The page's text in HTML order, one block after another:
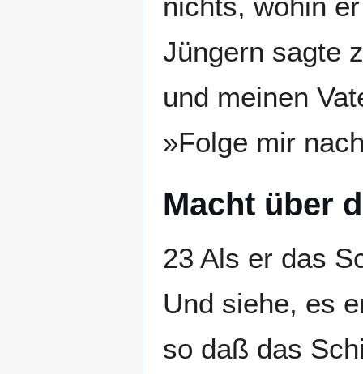
nichts, wohin
Jüngern sagte
und meinen
»Folge mir
Macht über
23 Als er das
Und siehe, es
so daß das